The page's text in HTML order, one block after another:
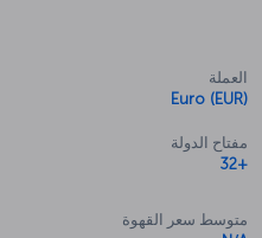
العملة
Euro (EUR)
مفتاح الدولة
+32
متوسط سعر القهوة